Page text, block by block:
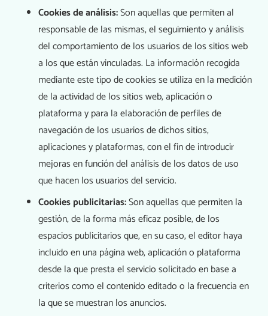
Cookies de análisis:Son aquellas que permiten al
responsable de las mismas, el seguimiento y análisis
del comportamiento de los usuarios de los sitios web
a los que están vinculadas. La información recogida
mediante este tipo de cookies se utiliza en la medición
de la actividad de los sitios web, aplicación o
plataforma y para la elaboración de perfiles de
navegación de los usuarios de dichos sitios,
aplicaciones y plataformas, con el fin de introducir
mejoras en función del análisis de los datos de uso
que hacen los usuarios del servicio.
Cookies publicitarias:Son aquellas que permiten la
gestión, de la forma más eficaz posible, de los
espacios publicitarios que, en su caso, el editor haya
incluido en una página web, aplicación o plataforma
desde la que presta el servicio solicitado en base a
criterios como el contenido editado o la frecuencia en
la que se muestran los anuncios.